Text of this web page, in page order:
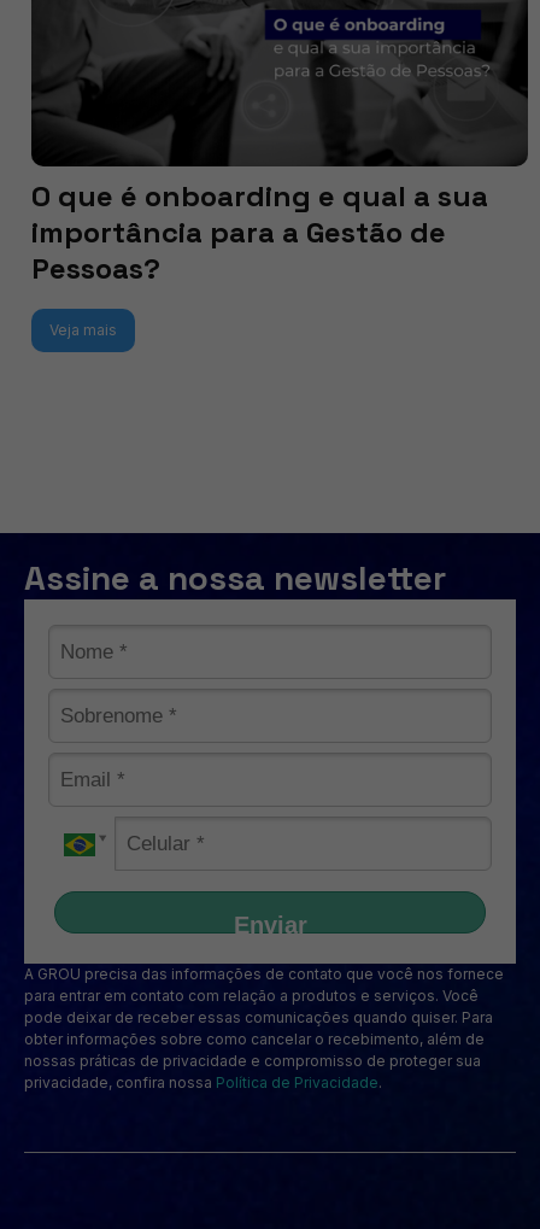
O que é onboarding e qual a sua
importância para a Gestão de
Pessoas?
Veja mais
Assine a nossa newsletter
Enviar
A GROU precisa das informações de contato que você nos fornece
para entrar em contato com relação a produtos e serviços. Você
pode deixar de receber essas comunicações quando quiser. Para
obter informações sobre como cancelar o recebimento, além de
nossas práticas de privacidade e compromisso de proteger sua
privacidade, confira nossa Política de Privacidade.